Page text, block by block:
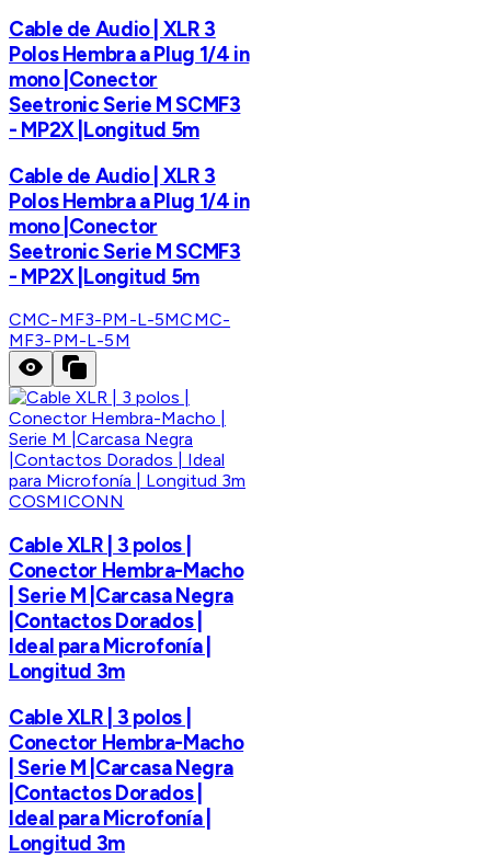
Cable de Audio | XLR 3
Polos Hembra a Plug 1/4 in
mono |Conector
Seetronic Serie M SCMF3
- MP2X |Longitud 5m
Cable de Audio | XLR 3
Polos Hembra a Plug 1/4 in
mono |Conector
Seetronic Serie M SCMF3
- MP2X |Longitud 5m
CMC-MF3-PM-L-5MCMC-
MF3-PM-L-5M
COSMICONN
Cable XLR | 3 polos |
Conector Hembra-Macho
| Serie M |Carcasa Negra
|Contactos Dorados |
Ideal para Microfonía |
Longitud 3m
Cable XLR | 3 polos |
Conector Hembra-Macho
| Serie M |Carcasa Negra
|Contactos Dorados |
Ideal para Microfonía |
Longitud 3m